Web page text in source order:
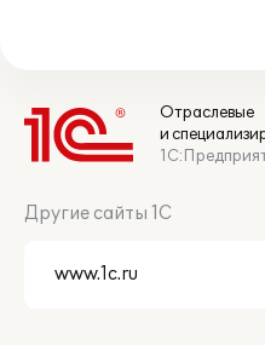
Отраслевые
и
Другие сайты 1С